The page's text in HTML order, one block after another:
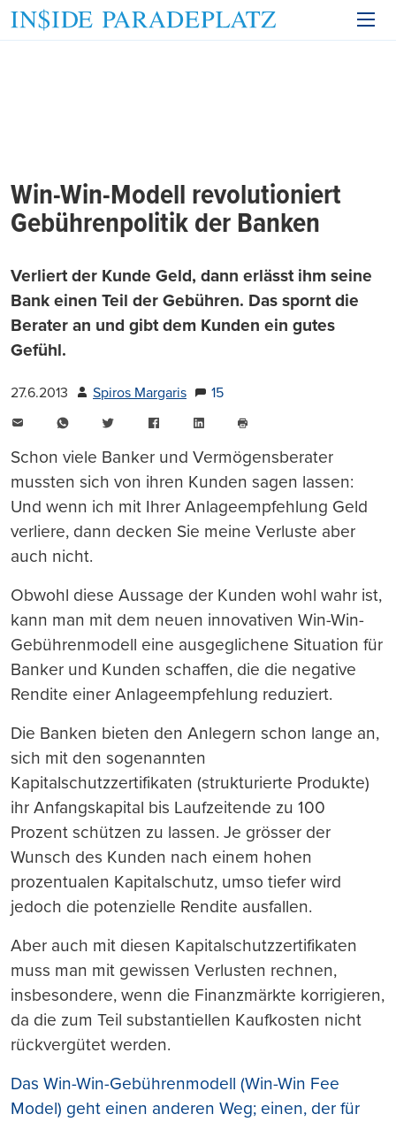
Win-Win-Modell revolutioniert
Gebührenpolitik der Banken
Verliert der Kunde Geld, dann erlässt ihm seine
Bank einen Teil der Gebühren. Das spornt die
Berater an und gibt dem Kunden ein gutes
Gefühl.
27.6.2013 Spiros Margaris
15
WhatsAppTwitter FacebookLinkedIn
drucken
Schon viele Banker und Vermögensberater
mussten sich von ihren Kunden sagen lassen:
Und wenn ich mit Ihrer Anlageempfehlung Geld
verliere, dann decken Sie meine Verluste aber
auch nicht.
Obwohl diese Aussage der Kunden wohl wahr ist,
kann man mit dem neuen innovativen Win-Win-
Gebührenmodell eine ausgeglichene Situation für
Banker und Kunden schaffen, die die negative
Rendite einer Anlageempfehlung reduziert.
Die Banken bieten den Anlegern schon lange an,
sich mit den sogenannten
Kapitalschutzzertifikaten (strukturierte Produkte)
ihr Anfangskapital bis Laufzeitende zu 100
Prozent schützen zu lassen. Je grösser der
Wunsch des Kunden nach einem hohen
prozentualen Kapitalschutz, umso tiefer wird
jedoch die potenzielle Rendite ausfallen.
Aber auch mit diesen Kapitalschutzzertifikaten
muss man mit gewissen Verlusten rechnen,
insbesondere, wenn die Finanzmärkte korrigieren,
da die zum Teil substantiellen Kaufkosten nicht
rückvergütet werden.
Das Win-Win-Gebührenmodell (Win-Win Fee
Model) geht einen anderen Weg; einen, der für